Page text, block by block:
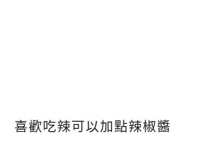
喜歡吃辣可以加點辣椒醬